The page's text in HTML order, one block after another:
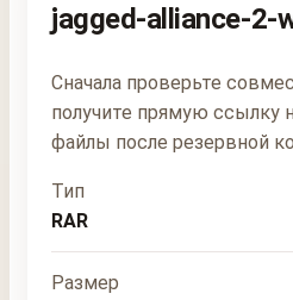
jagged-alliance-2-
Сначала проверьте
получите прямую ссылку
файлы после резервной
Тип
RAR
Размер